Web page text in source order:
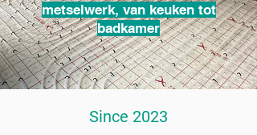
metselwerk, van keuken tot
badkamer
Since 2023